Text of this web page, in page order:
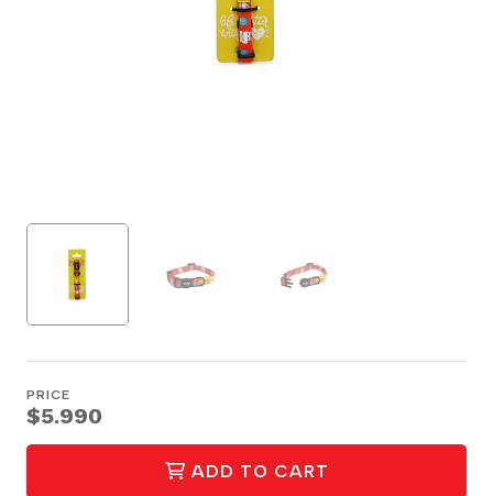
PRICE
$5.990
ADD TO CART